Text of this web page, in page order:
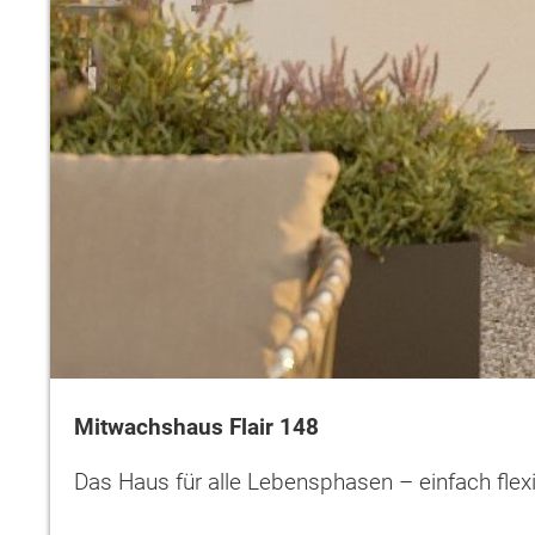
Mitwachshaus Flair 148
Das Haus für alle Lebensphasen – einfach